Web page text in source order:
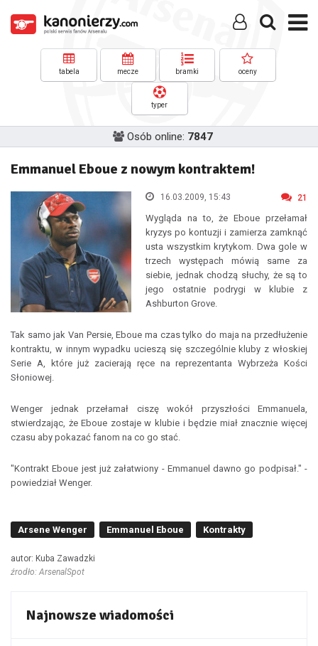
tabela mecze bramki oceny
typer
Osób online: 7847
Emmanuel Eboue z nowym kontraktem!
16.03.2009, 15:43 21
Wygląda na to, że Eboue przełamał
kryzys po kontuzji i zamierza zamknąć
usta wszystkim krytykom. Dwa gole w
trzech występach mówią same za
siebie, jednak chodzą słuchy, że są to
jego ostatnie podrygi w klubie z
Ashburton Grove.
Tak samo jak Van Persie, Eboue ma czas tylko do maja na przedłużenie
kontraktu, w innym wypadku ucieszą się szczególnie kluby z włoskiej
Serie A, które już zacierają ręce na reprezentanta Wybrzeża Kości
Słoniowej.
Wenger jednak przełamał ciszę wokół przyszłości Emmanuela,
stwierdzając, że Eboue zostaje w klubie i będzie miał znacznie więcej
czasu aby pokazać fanom na co go stać.
"Kontrakt Eboue jest już załatwiony - Emmanuel dawno go podpisał." -
powiedział Wenger.
Arsene Wenger Emmanuel Eboue Kontrakty
autor: Kuba Zawadzki
źrodło: ArsenalSpot
Najnowsze wiadomości